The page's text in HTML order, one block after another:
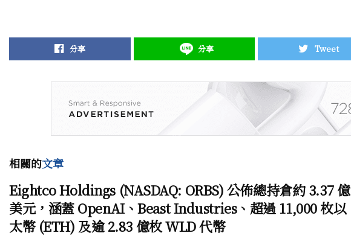
分享 分享 Tweet
相關的文章
Eightco Holdings (NASDAQ: ORBS) 公佈總持倉約 3.37 億
美元，涵蓋 OpenAI、Beast Industries、超過 11,000 枚以
太幣 (ETH) 及逾 2.83 億枚 WLD 代幣